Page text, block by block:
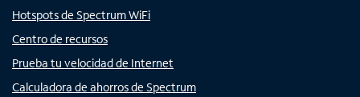
Hotspots de Spectrum WiFi
Centro de recursos
Prueba tu velocidad de Internet
Calculadora de ahorros de Spectrum